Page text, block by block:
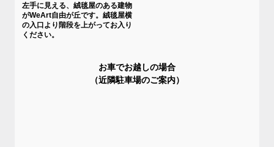
左手に見える、絨毯屋のある建物
がWeArt自由が丘です。絨毯屋横
の入口より階段を上がってお入り
ください。
お車でお越しの場合
（近隣駐車場のご案内）